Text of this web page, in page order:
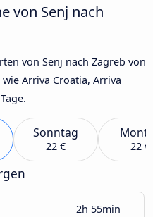
von Senj nach
von Senj nach Zagreb von
Arriva Croatia, Arriva
Sonntag
22 € 22 €
2h 55min